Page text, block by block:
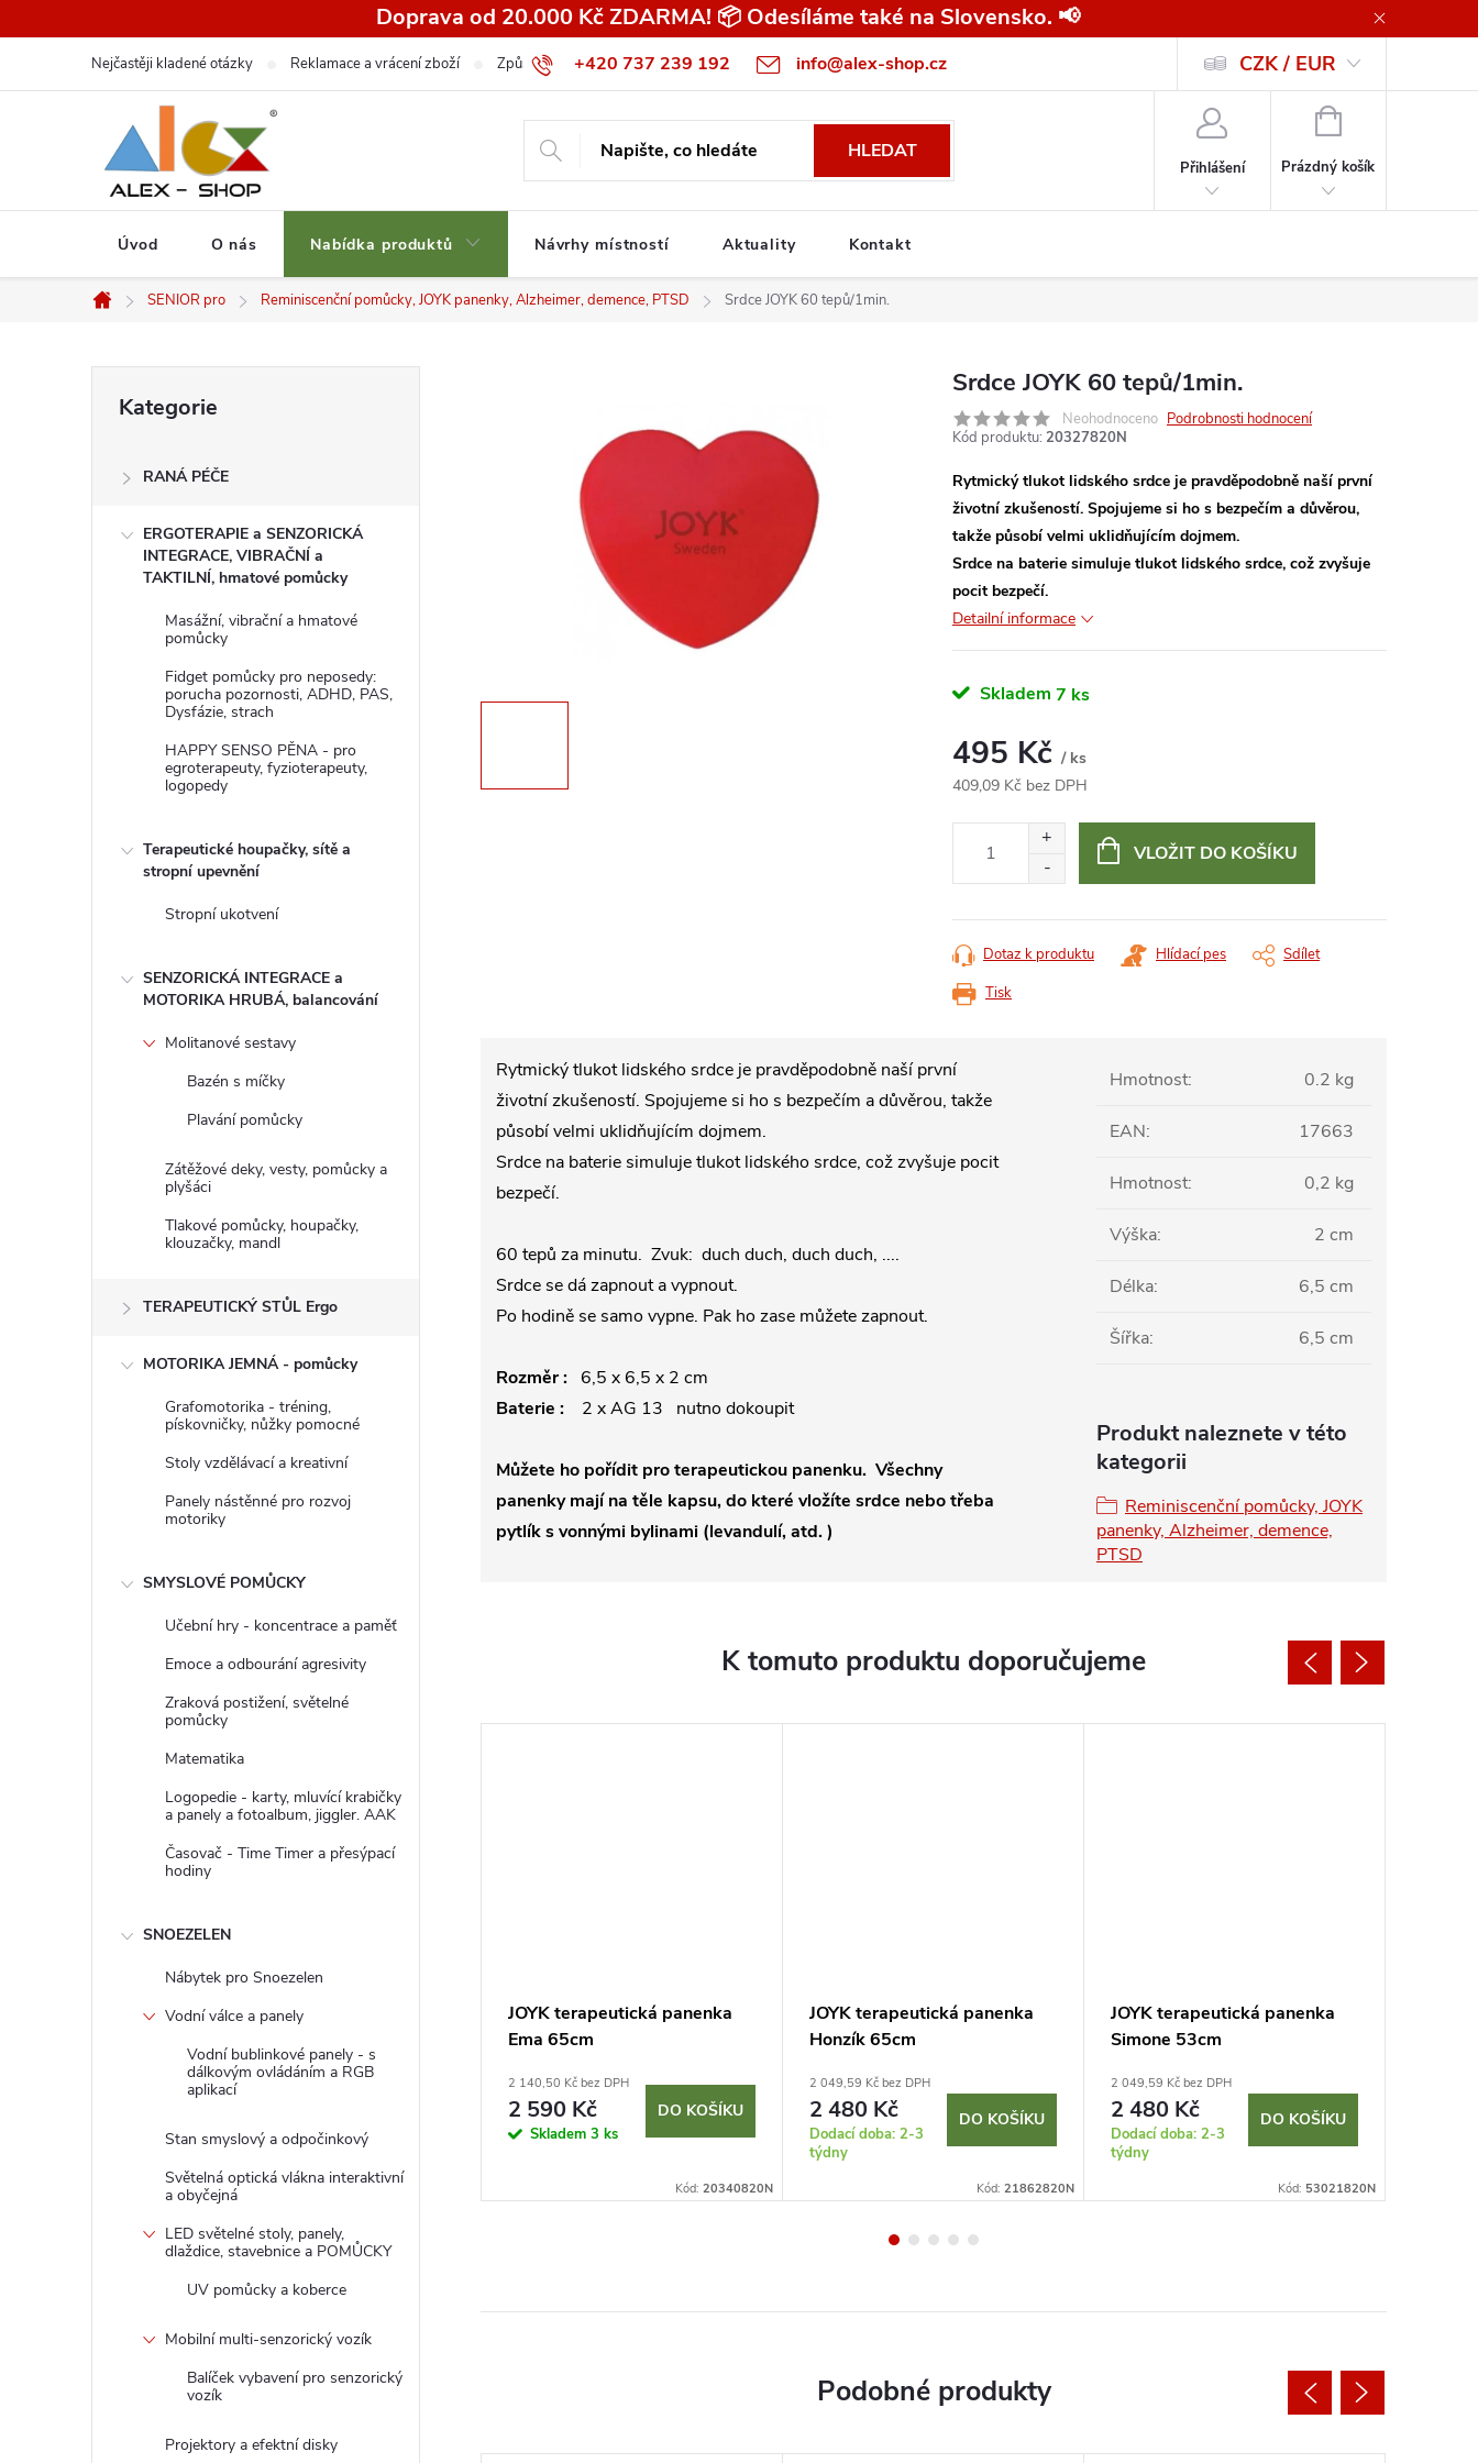
na
Doprava od 20.000 Kč ZDARMA! 📦 Odesíláme také na Slovensko. 📢
+420 737 239 192 info@alex-shop.cz
Nejčastěji kladené otázky Reklamace a vrácení zboží Způsob dopravy Všeobecné obchodní podmínky pro spotřebitele Všeobecné obchodní podmínky pro kupující společnosti
CZK / EUR
HLEDAT
Přihlášení
NÁKUPNÍ
Prázdný košík
Úvod O nás Nabídka produktů Návrhy místností Aktuality Kontakt
Domů
SENIOR pro Reminiscenční pomůcky, JOYK panenky, Alzheimer, demence, PTSD Srdce JOYK 60 tepů/1min.
kategorie
Kategorie
RANÁ PÉČE
ERGOTERAPIE a SENZORICKÁ
INTEGRACE, VIBRAČNÍ a
TAKTILNÍ, hmatové pomůcky
Masážní, vibrační a hmatové
pomůcky
Fidget pomůcky pro neposedy:
porucha pozornosti, ADHD, PAS,
Dysfázie, strach
HAPPY SENSO PĚNA - pro
egroterapeuty, fyzioterapeuty,
logopedy
Terapeutické houpačky, sítě a
stropní upevnění
Stropní ukotvení
SENZORICKÁ INTEGRACE a
MOTORIKA HRUBÁ, balancování
Molitanové sestavy
Bazén s míčky
Plavání pomůcky
Zátěžové deky, vesty, pomůcky a
plyšáci
Tlakové pomůcky, houpačky,
klouzačky, mandl
TERAPEUTICKÝ STŮL Ergo
MOTORIKA JEMNÁ - pomůcky
Grafomotorika - tréning,
pískovničky, nůžky pomocné
Stoly vzdělávací a kreativní
Panely nástěnné pro rozvoj
motoriky
SMYSLOVÉ POMŮCKY
Učební hry - koncentrace a paměť
Emoce a odbourání agresivity
Zraková postižení, světelné
pomůcky
Matematika
Logopedie - karty, mluvící krabičky
a panely a fotoalbum, jiggler. AAK
Časovač - Time Timer a přesýpací
hodiny
SNOEZELEN
Nábytek pro Snoezelen
Vodní válce a panely
Vodní bublinkové panely - s
dálkovým ovládáním a RGB
aplikací
Stan smyslový a odpočinkový
Světelná optická vlákna interaktivní
a obyčejná
LED světelné stoly, panely,
dlaždice, stavebnice a POMŮCKY
UV pomůcky a koberce
Mobilní multi-senzorický vozík
Balíček vybavení pro senzorický
vozík
Projektory a efektní disky
Srdce JOYK 60 tepů/1min.
Neohodnoceno Podrobnosti hodnocení
Kód produktu: 20327820N
Rytmický tlukot lidského srdce je pravděpodobně naší první
životní zkušeností. Spojujeme si ho s bezpečím a důvěrou,
takže působí velmi uklidňujícím dojmem.
Srdce na baterie simuluje tlukot lidského srdce, což zvyšuje
pocit bezpečí.
Detailní informace
Skladem 7 ks
495 Kč / ks
409,09 Kč bez DPH
VLOŽIT DO KOŠÍKU
Tisk
Dotaz k produktu Hlídací pes Sdílet
Rytmický tlukot lidského srdce je pravděpodobně naší první
životní zkušeností. Spojujeme si ho s bezpečím a důvěrou, takže
působí velmi uklidňujícím dojmem.
Srdce na baterie simuluje tlukot lidského srdce, což zvyšuje pocit
bezpečí.
60 tepů za minutu. Zvuk: duch duch, duch duch, ....
Srdce se dá zapnout a vypnout.
Po hodině se samo vypne. Pak ho zase můžete zapnout.
Rozměr : 6,5 x 6,5 x 2 cm
Baterie : 2 x AG 13 nutno dokoupit
Můžete ho pořídit pro terapeutickou panenku. Všechny
panenky mají na těle kapsu, do které vložíte srdce nebo třeba
pytlík s vonnými bylinami (levandulí, atd. )
Hmotnost: 0.2 kg
EAN: 17663
Hmotnost: 0,2 kg
Výška: 2 cm
Délka: 6,5 cm
Šířka: 6,5 cm
Produkt naleznete v této
kategorii
Reminiscenční pomůcky, JOYK
panenky, Alzheimer, demence,
PTSD
K tomuto produktu doporučujeme
20331820N
JOYK terapeutická panenka
2 429,75 Kč bez DPH
Dodací doba: 2-3
týdny
JOYK terapeutická panenka
Ema 65cm
2 140,50 Kč bez DPH
2 590 Kč
Skladem 3 ks
DO KOŠÍKU
Kód: 20340820N
JOYK terapeutická panenka
Honzík 65cm
2 049,59 Kč bez DPH
2 480 Kč
Dodací doba: 2-3
týdny
DO KOŠÍKU
Kód: 21862820N
JOYK terapeutická panenka
Simone 53cm
2 049,59 Kč bez DPH
2 480 Kč
Dodací doba: 2-3
týdny
DO KOŠÍKU
Kód: 53021820N